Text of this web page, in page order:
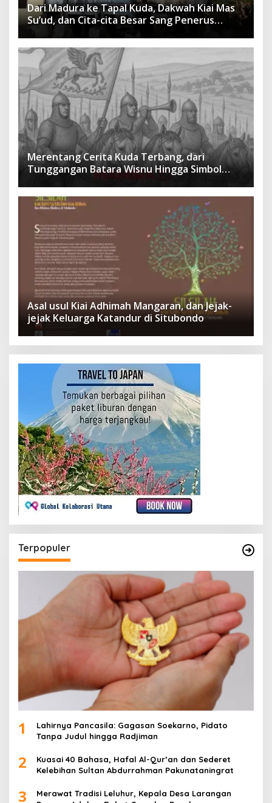
Dari Madura ke Tapal Kuda, Dakwah Kiai Mas
Su’ud, dan Cita-cita Besar Sang Penerus
Merentang Cerita Kuda Terbang, dari
Tunggangan Batara Wisnu Hingga Simbol
Asal usul Kiai Adhimah Mangaran, dan Jejak-
jejak Keluarga Katandur di Situbondo
Terpopuler
1
Lahirnya Pancasila: Gagasan Soekarno, Pidato
Tanpa Judul hingga Radjiman
2
Kuasai 40 Bahasa, Hafal Al-Qur’an dan Sederet
Kelebihan Sultan Abdurrahman Pakunataningrat
3
Merawat Tradisi Leluhur, Kepala Desa Larangan